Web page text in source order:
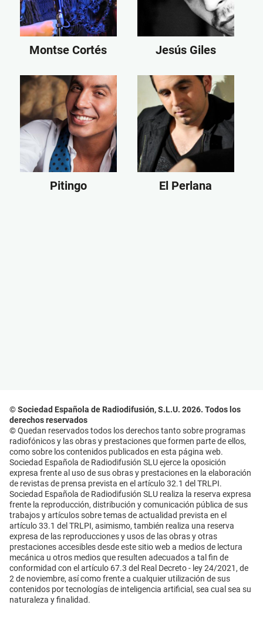
Montse Cortés Jesús Giles
Pitingo El Perlana
© Sociedad Española de Radiodifusión, S.L.U. 2026. Todos los
derechos reservados
© Quedan reservados todos los derechos tanto sobre programas
radiofónicos y las obras y prestaciones que formen parte de ellos,
como sobre los contenidos publicados en esta página web.
Sociedad Española de Radiodifusión SLU ejerce la oposición
expresa frente al uso de sus obras y prestaciones en la elaboración
de revistas de prensa prevista en el artículo 32.1 del TRLPI.
Sociedad Española de Radiodifusión SLU realiza la reserva expresa
frente la reproducción, distribución y comunicación pública de sus
trabajos y artículos sobre temas de actualidad prevista en el
artículo 33.1 del TRLPI, asimismo, también realiza una reserva
expresa de las reproducciones y usos de las obras y otras
prestaciones accesibles desde este sitio web a medios de lectura
mecánica u otros medios que resulten adecuados a tal fin de
conformidad con el artículo 67.3 del Real Decreto - ley 24/2021, de
2 de noviembre, así como frente a cualquier utilización de sus
contenidos por tecnologías de inteligencia artificial, sea cual sea su
naturaleza y finalidad.